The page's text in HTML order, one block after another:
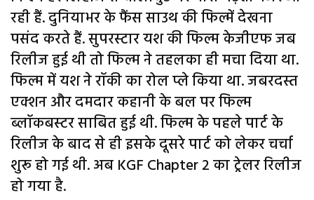
रही हैं. दुनियाभर के फैंस साउथ की फिल्में देखना
पसंद करते हैं. सुपरस्टार यश की फिल्म केजीएफ जब
रिलीज हुई थी तो फिल्म ने तहलका ही मचा दिया था.
फिल्म में यश ने रॉकी का रोल प्ले किया था. जबरदस्त
एक्शन और दमदार कहानी के बल पर फिल्म
ब्लॉकबस्टर साबित हुई थी. फिल्म के पहले पार्ट के
रिलीज के बाद से ही इसके दूसरे पार्ट को लेकर चर्चा
शुरू हो गई थी. अब KGF Chapter 2 का ट्रेलर रिलीज
हो गया है.